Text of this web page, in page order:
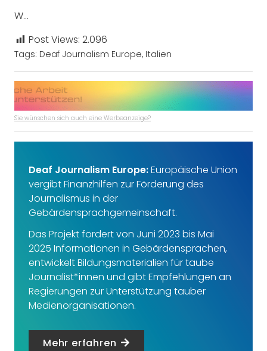
W…
Post Views: 2.096
Tags: Deaf Journalism Europe, Italien
Sie wünschen sich auch eine Werbeanzeige?
Deaf Journalism Europe:Europäische Union
vergibt Finanzhilfen zur Förderung des
Journalismus in der
Gebärdensprachgemeinschaft.
Das Projekt fördert von Juni 2023 bis Mai
2025 Informationen in Gebärdensprachen,
entwickelt Bildungsmaterialien für taube
Journalist*innen und gibt Empfehlungen an
Regierungen zur Unterstützung tauber
Medienorganisationen.
Mehr erfahren